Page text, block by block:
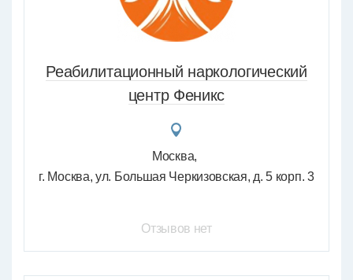
Реабилитационный наркологический
центр Феникс
Москва
г. Москва, ул. Большая Черкизовская, д. 5 корп. 3
Отзывов нет